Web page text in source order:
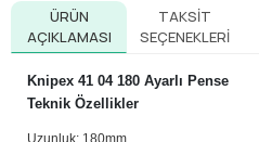
ÜRÜN
AÇIKLAMASI
TAKSIT
SEÇENEKLERI
Knipex 41 04 180 Ayarlı Pense
Teknik Özellikler
Uzunluk: 180mm